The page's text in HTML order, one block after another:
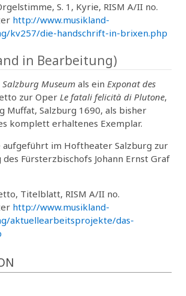
S. 1, Kyrie, RISM A/II no.
http://www.musikland-
kv257/die-handschrift-in-brixen.php
in Bearbeitung)
Salzburg Museum als ein Exponat des
zur Oper Le fatali felicità di Plutone,
Muffat, Salzburg 1690, als bisher
komplett erhaltenes Exemplar.
aufgeführt im Hoftheater Salzburg zur
Fürsterzbischofs Johann Ernst Graf
Titelblatt, RISM A/II no.
http://www.musikland-
aktuellearbeitsprojekte/das-